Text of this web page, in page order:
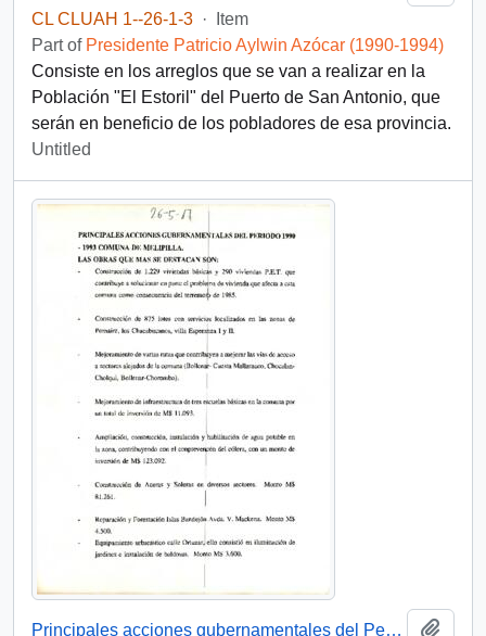
CL CLUAH 1--26-1-3 ·
Item
Part of Presidente Patricio Aylwin Azócar (1990-1994)
Consiste en los arreglos que se van a realizar en la
Población "El Estoril" del Puerto de San Antonio, que
serán en beneficio de los pobladores de esa provincia.
Untitled
Principales acciones gubernamentales del Período 1990-1993 Comuna de Melipilla